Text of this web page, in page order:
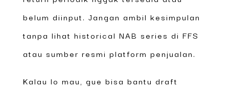
belum diinput. Jangan ambil kesimpulan
tanpa lihat historical NAB series di FFS
atau sumber resmi platform penjualan.
Kalau lo mau, gue bisa bantu draft